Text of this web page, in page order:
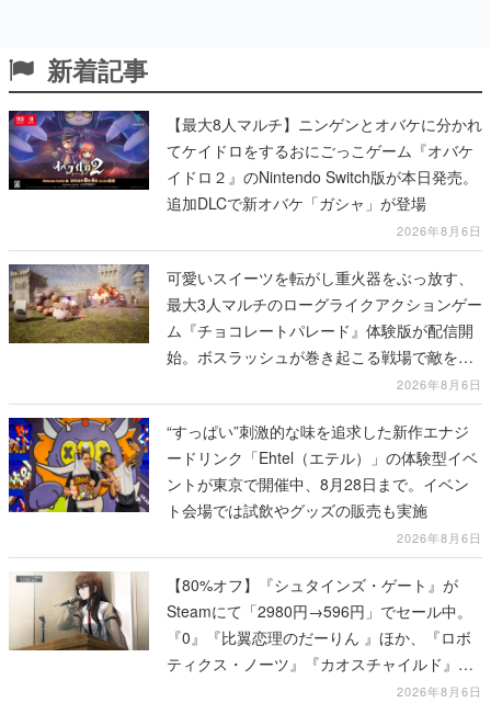
新着記事
【最大8人マルチ】ニンゲンとオバケに分かれ
てケイドロをするおにごっこゲーム『オバケ
イドロ２』のNintendo Switch版が本日発売。
追加DLCで新オバケ「ガシャ」が登場
2026年8月6日
可愛いスイーツを転がし重火器をぶっ放す、
最大3人マルチのローグライクアクションゲー
ム『チョコレートパレード』体験版が配信開
始。ボスラッシュが巻き起こる戦場で敵を倒
し、コインを集めてスコアを競い合え2026年8月6日
“すっぱい”刺激的な味を追求した新作エナジ
ードリンク「Ehtel（エテル）」の体験型イベ
ントが東京で開催中、8月28日まで。イベン
ト会場では試飲やグッズの販売も実施
2026年8月6日
【80%オフ】『シュタインズ・ゲート』が
Steamにて「2980円→596円」でセール中。
『0』『比翼恋理のだーりん 』ほか、『ロボ
ティクス・ノーツ』『カオスチャイルド』な
ど科学アドベンチャーシリーズもセール対象
2026年8月6日